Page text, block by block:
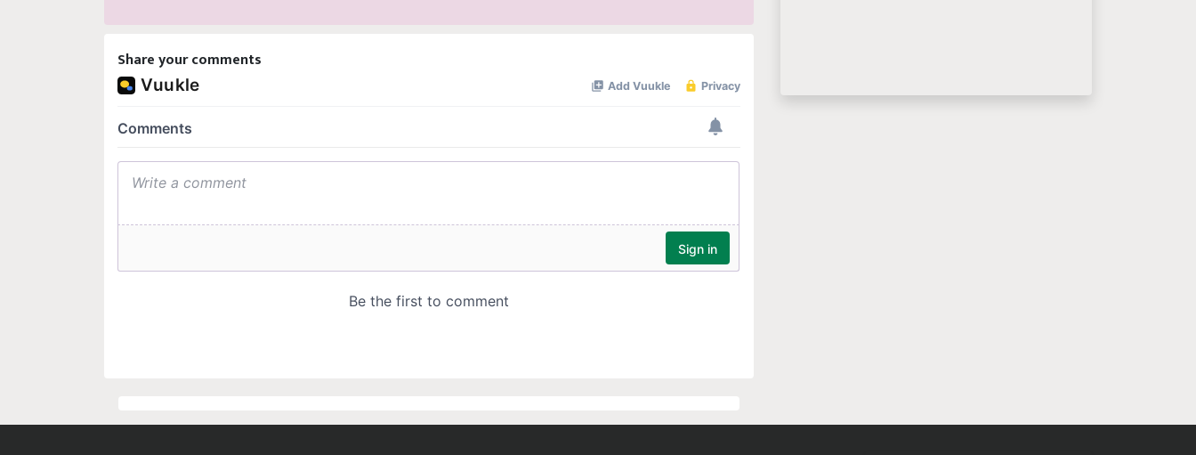
Share your comments